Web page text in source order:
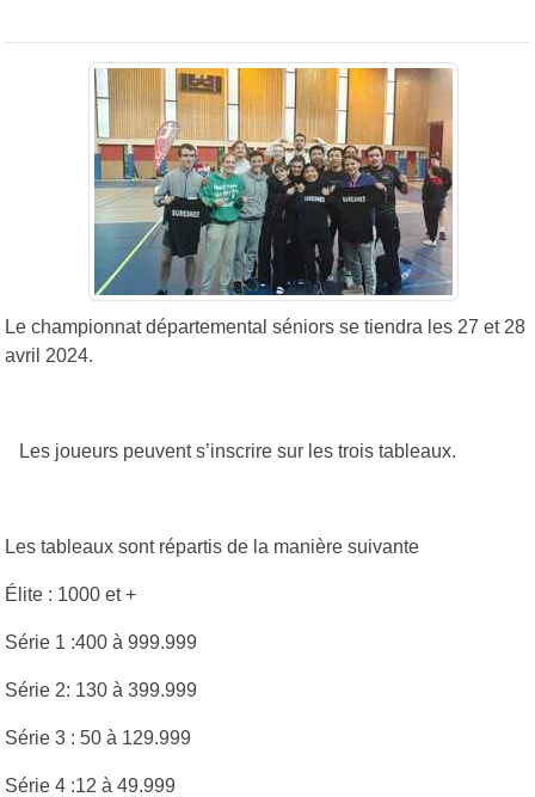
Le championnat départemental séniors se tiendra les 27 et 28
avril 2024.
Les joueurs peuvent s’inscrire sur les trois tableaux.
Les tableaux sont répartis de la manière suivante
Élite : 1000 et +
Série 1 :400 à 999.999
Série 2: 130 à 399.999
Série 3 : 50 à 129.999
Série 4 :12 à 49.999